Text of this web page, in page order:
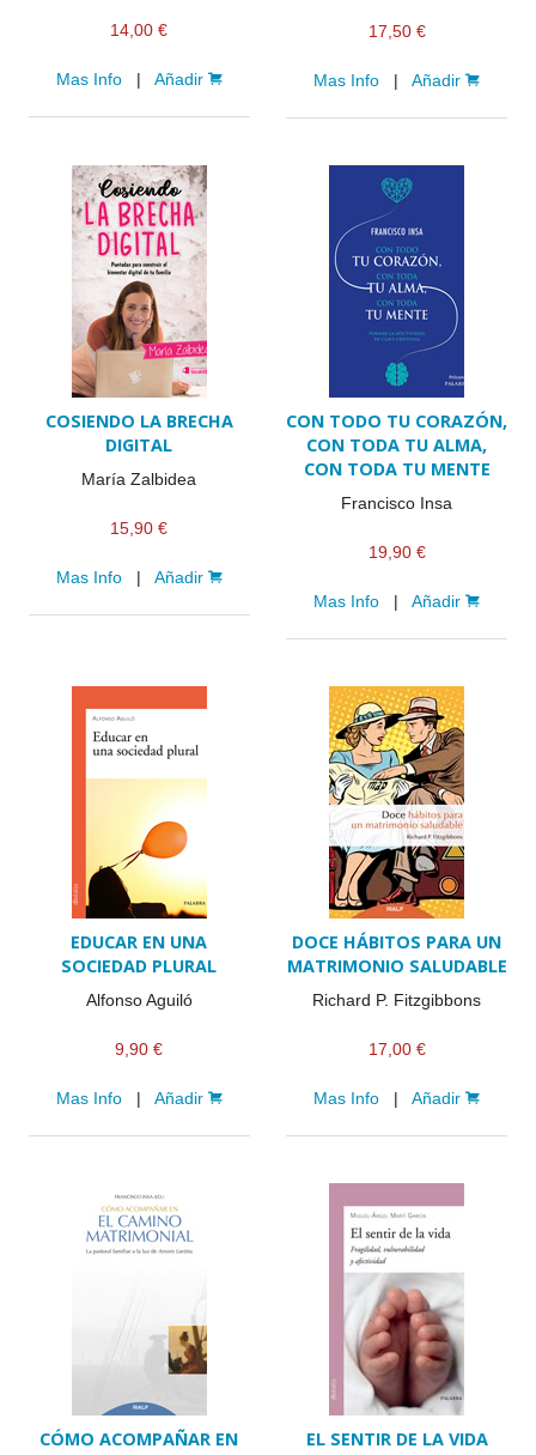
14,00 €
Mas Info| Añadir
17,50 €
Mas Info |Añadir
COSIENDO LA BRECHA
DIGITAL
María Zalbidea
15,90 €
Mas Info| Añadir
CON TODO TU CORAZÓN,
CON TODA TU ALMA,
CON TODA TU MENTE
Francisco Insa
19,90 €
Mas Info |Añadir
EDUCAR EN UNA
SOCIEDAD PLURAL
Alfonso Aguiló
9,90 €
Mas Info| Añadir
DOCE HÁBITOS PARA UN
MATRIMONIO SALUDABLE
Richard P. Fitzgibbons
17,00 €
Mas Info |Añadir
CÓMO ACOMPAÑAR EN
EL SENTIR DE LA VIDA